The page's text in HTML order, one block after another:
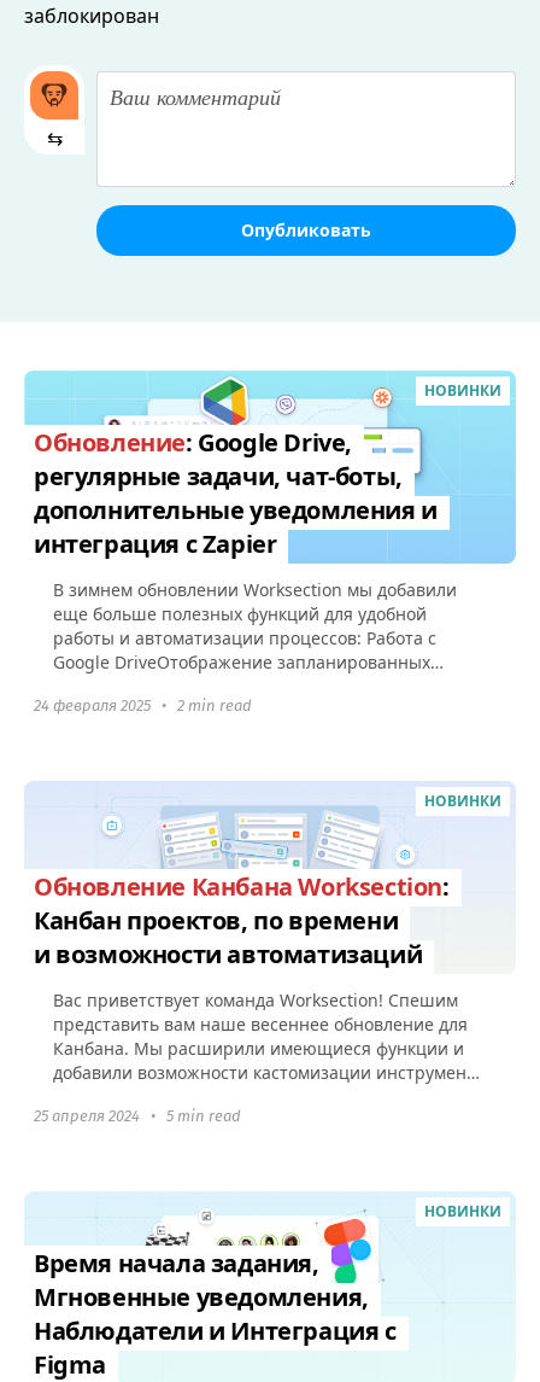
заблокирован
⇆
Опубликовать
НОВИНКИ
Обновление: Google Drive,
регулярные задачи, чат-боты,
дополнительные уведомления и
интеграция с Zapier
В зимнем обновлении Worksection мы добавили
еще больше полезных функций для удобной
работы и автоматизации процессов: Работа с
Google DriveОтображение запланированных
24 февраля 2025 • 2 min read
НОВИНКИ
Обновление Канбана Worksection:
Канбан проектов, по времени
и возможности автоматизаций
Вас приветствует команда Worksection! Спешим
представить вам наше весеннее обновление для
Канбана. Мы расширили имеющиеся функции и
добавили возможности кастомизации инструмента
25 апреля 2024 • 5 min read
НОВИНКИ
Время начала задания,
Мгновенные уведомления,
Наблюдатели и Интеграция с
Figma